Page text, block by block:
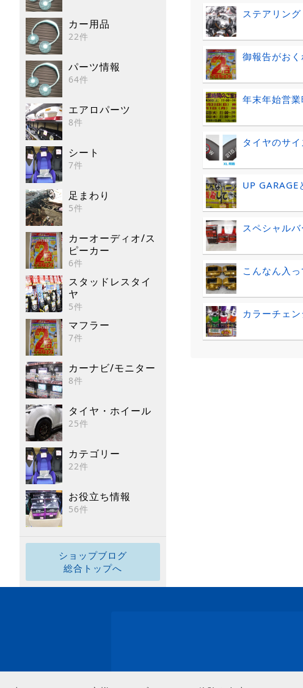
カー用品
22件
パーツ情報
64件
エアロパーツ
8件
シート
7件
足まわり
5件
カーオーディオ/ス
ピーカー
6件
スタッドレスタイ
ヤ
5件
マフラー
7件
カーナビ/モニター
8件
タイヤ・ホイール
25件
カテゴリー
22件
お役立ち情報
56件
ショップブログ
総合トップへ
ステアリン
御報告がおく
年末年始営
タイヤのサ
UP
スペシャル
こんなん入
カラーチェ